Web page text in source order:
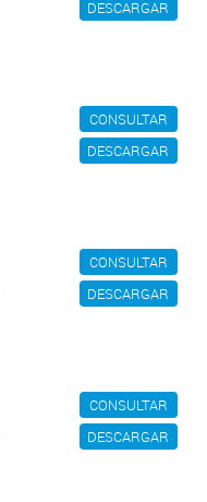
DESCARGAR
CONSULTAR
DESCARGAR
CONSULTAR
DESCARGAR
CONSULTAR
DESCARGAR